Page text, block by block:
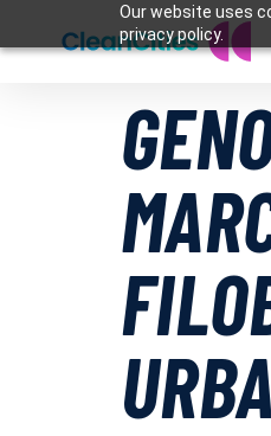
Our website uses
privacy policy.